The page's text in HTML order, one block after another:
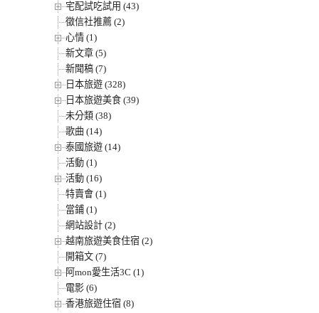
宅配試吃試用 (43)
徵信社推薦 (2)
心情 (1)
新文章 (5)
新聞稿 (7)
日本旅遊 (328)
日本旅遊美食 (39)
未分類 (38)
歌曲 (14)
泰國旅遊 (14)
活動 (1)
活動 (16)
特賣會 (1)
當鋪 (1)
網站設計 (2)
越南旅遊美食住宿 (2)
開箱文 (7)
阿mon愛生活3C (1)
電影 (6)
香港旅遊住宿 (8)